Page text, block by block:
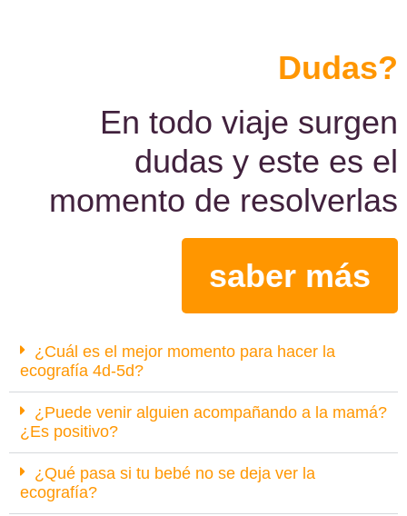
Dudas?
En todo viaje surgen
dudas y este es el
momento de resolverlas
saber más
¿Cuál es el mejor momento para hacer la
ecografía 4d-5d?
¿Puede venir alguien acompañando a la mamá?
¿Es positivo?
¿Qué pasa si tu bebé no se deja ver la
ecografía?